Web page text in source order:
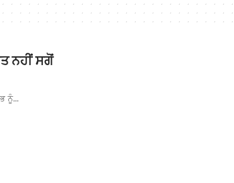
ਨਹੀਂ ਸਗੋਂ
ਨੂੰ…